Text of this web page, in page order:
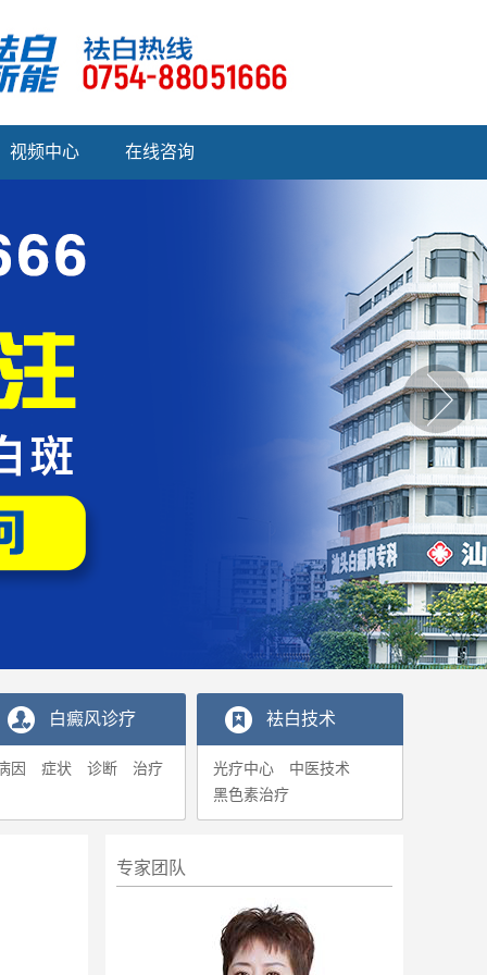
视频中心 在线咨询
白癜风诊疗
因 症状 诊断 治疗
袪白技术
光疗中心
中医技术
黑色素治疗
专家团队